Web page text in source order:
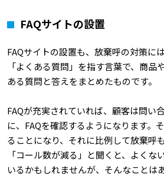
FAQサイトの設置
FAQサイトの設置も、放棄呼の対策に
「よくある質問」を指す言葉で、商品
ある質問と答えをまとめたものです。
FAQが充実されていれば、顧客は問い
に、FAQを確認するようになります。
ることになり、それに比例して放棄呼
「コール数が減る」と聞くと、よくな
いるかもしれませんが、そんなことは